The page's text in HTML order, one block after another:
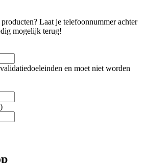
Laat je telefoonnummer achter
mogelijk terug!
en moet niet worden